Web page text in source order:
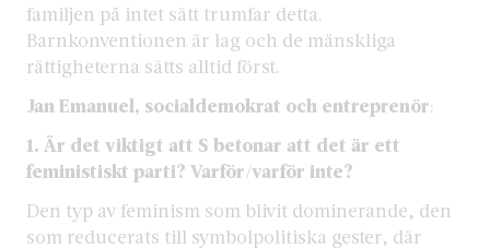
familjen på intet sätt trumfar detta.
Barnkonventionen är lag och de mänskliga
rättigheterna sätts alltid först.
Jan Emanuel, socialdemokrat och entreprenör:
1. Är det viktigt att S betonar att det är ett
feministiskt parti? Varför/varför inte?
Den typ av feminism som blivit dominerande, den
som reducerats till symbolpolitiska gester, där